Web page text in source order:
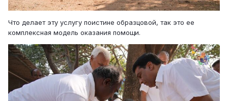
Что делает эту услугу поистине образцовой, так это ее
комплексная модель оказания помощи.